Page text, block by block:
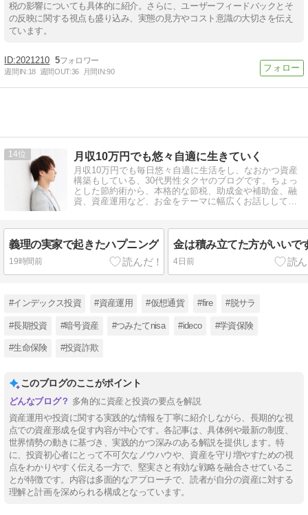
税の影響についても具体的に紹介。さらに、ユーザーフィードバックとそ
の反映に関する視点も盛り込み、実態の見方やコスト意識の大切さを伝え
ています。
2021210 5
週間IN:18 週間OUT:36 月間IN:90
14 月収10万円でも悠々自適に生きていく
月収10万円でも毎日悠々自適に生活をし、なおかつ資産
構築もしている、30代男性タクヤのブログです。ちょっ
とした節約術から、本格的な節税、助成金や補助金、融
資、資産運用など、お金をテーマに幅広くお話ししてい
義理の実家で起きたハプニング
19時間前
金は積み立てた方がいいで
4日前
#インデックス投資 #資産運用 #仮想通貨 #fire #脱サラ
#長期投資 #暗号資産 #つみたてnisa #ideco #学資保険
#生命保険 #投資詐欺
このブログのここがポイント
多角的に資産と投資の要点を解説
資産運用や投資に関する実践的な情報を丁寧に紹介しながら、長期的な視
点での資産形成を促す内容が中心です。各記事は、具体例や最新の制度、
世界情勢の動きに基づき、実践的かつ深みのある解説を提供します。特
に、投資初心者にとって不可欠なノウハウや、資産を守り増やすための視
点をわかりやすく伝える一方で、堅実さと有効な戦略を融合させているこ
とが特徴です。内容は多面的なアプローチで、読者が自分の資産に対する
理解と計画を深められる構成となっています。